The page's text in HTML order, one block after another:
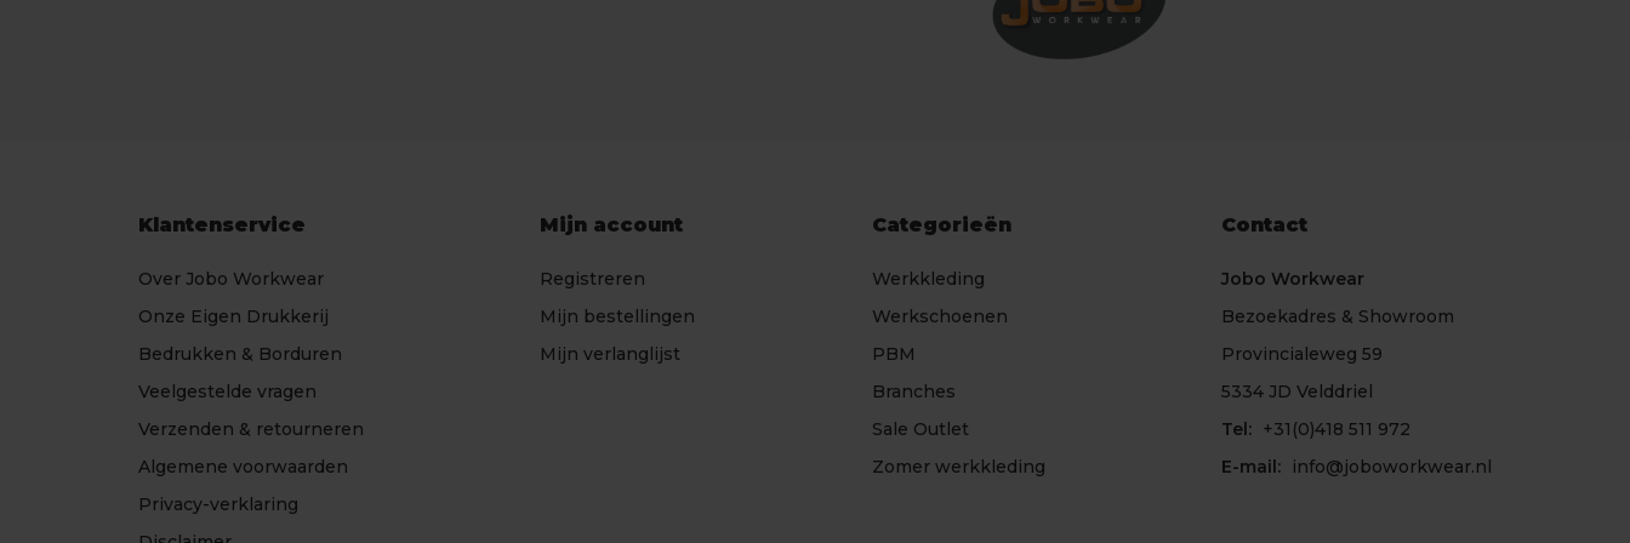
Klantenservice
Over Jobo Workwear
Onze Eigen Drukkerij
Bedrukken & Borduren
Veelgestelde vragen
Verzenden & retourneren
Algemene voorwaarden
Privacy-verklaring
Mijn account
Registreren
Mijn bestellingen
Mijn verlanglijst
Categorieën
Werkkleding
Werkschoenen
PBM
Branches
Sale Outlet
Zomer werkkleding
Contact
Jobo Workwear
Bezoekadres & Showroom
Provincialeweg 59
5334 JD Velddriel
Tel: +31(0)418 511 972
E-mail:
info@joboworkwear.nl